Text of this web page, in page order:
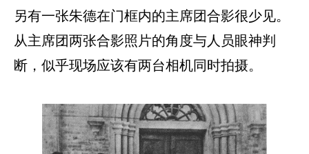
另有一张朱德在门框内的主席团合影很少见。
从主席团两张合影照片的角度与人员眼神判
断，似乎现场应该有两台相机同时拍摄。